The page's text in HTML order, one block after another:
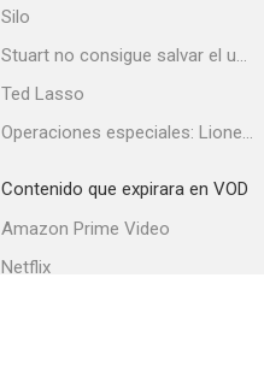
Silo
Stuart no consigue salvar el universo
Ted Lasso
Operaciones especiales: Lioness
Contenido que expirara en VOD
Amazon Prime Video
Netflix